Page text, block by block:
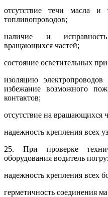
отсутствие течи масла
топливопроводов;
наличие и
вращающихся частей;
состояние осветительных
изоляцию
избежание возможного
контактов;
отсутствие на вращающихся
надежность крепления всех
25. При проверке
оборудования водитель
надежность крепления всех
герметичность соединения